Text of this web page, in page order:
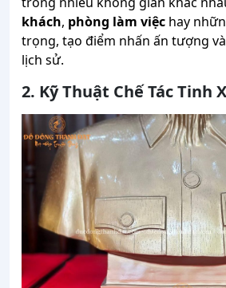
khách, phòng làm việc hay
trọng, tạo điểm nhấn ấn tượng
lịch sử.
2. Kỹ Thuật Chế Tác Tinh